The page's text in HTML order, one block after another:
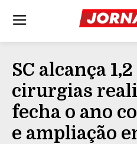
SC alcança
cirurgias
fecha o ano
e ampliação